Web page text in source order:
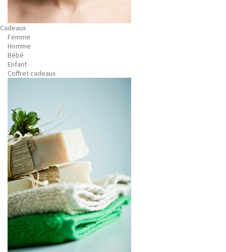
Cadeaux
Femme
Homme
Bébé
Enfant
Coffret cadeaux